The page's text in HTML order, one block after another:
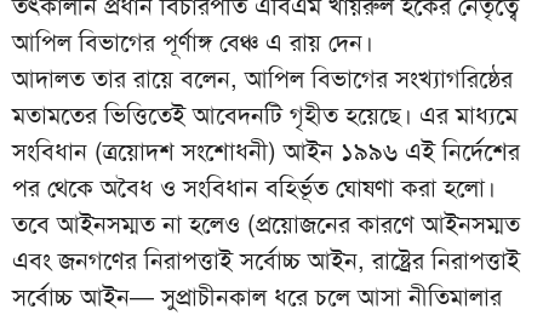
আপিল বিভাগের পূর্ণাঙ্গ বেঞ্চ এ রায় দেন।
আদালত তার রায়ে বলেন, আপিল বিভাগের সংখ্যাগরিষ্ঠের
মতামতের ভিত্তিতেই আবেদনটি গৃহীত হয়েছে। এর মাধ্যমে
সংবিধান (ত্রয়োদশ সংশোধনী) আইন ১৯৯৬ এই নির্দেশের
পর থেকে অবৈধ ও সংবিধান বহির্ভূত ঘোষণা করা হলো।
তবে আইনসম্মত না হলেও (প্রয়োজনের কারণে আইনসম্মত
এবং জনগণের নিরাপত্তাই সর্বোচ্চ আইন, রাষ্ট্রের নিরাপত্তাই
সর্বোচ্চ আইন— সুপ্রাচীনকাল ধরে চলে আসা নীতিমালার